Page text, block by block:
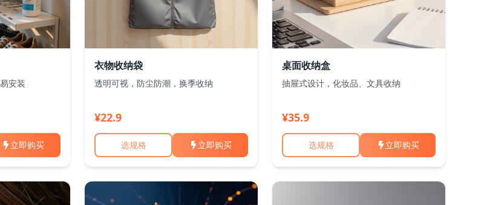
安装
立即购买
衣物收纳袋
透明可视，防尘防潮，换季收纳
¥22.9
选规格 立即购买
桌面收纳盒
抽屉式设计，化妆品、文具收纳
¥35.9
选规格 立即购买